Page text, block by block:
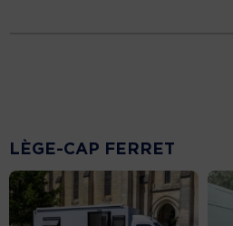
LÈGE-CAP FERRET